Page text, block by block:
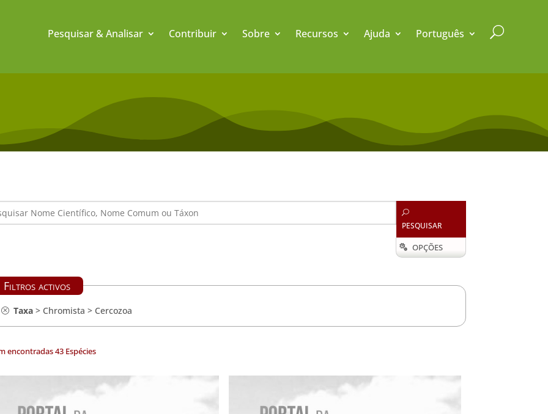
Pesquisar & Analisar Contribuir Sobre Recursos Ajuda Português U
U
PESQUISAR
 OPÇÕES
Filtros activos
Taxa> Chromista > Cercozoa
encontradas 43 Espécies